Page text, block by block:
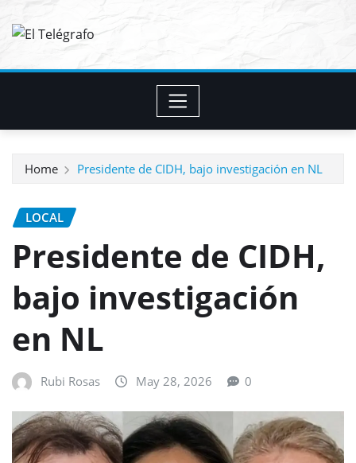
Home Presidente de CIDH, bajo investigación en NL
LOCAL
Presidente de CIDH,
bajo investigación
en NL
Rubi Rosas May 28, 2026 0